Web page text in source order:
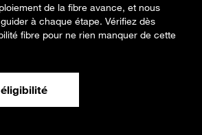
de la fibre avance, et nous
à chaque étape. Vérifiez dès
fibre pour ne rien manquer de cette